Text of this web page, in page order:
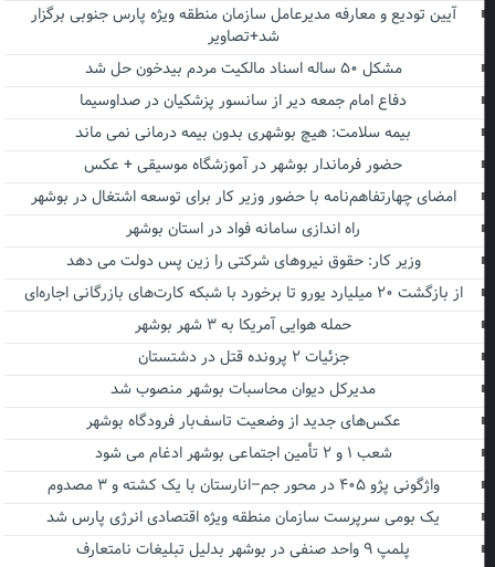
آیین تودیع و معارفه مدیرعامل سازمان منطقه ویژه پارس جنوبی برگزار
شد+تصاویر
مشکل ۵۰ ساله اسناد مالکیت مردم بیدخون حل شد
دفاع امام جمعه دیر از سانسور پزشکیان در صداوسیما
بیمه سلامت: هیچ بوشهری بدون بیمه درمانی نمی ماند
حضور فرماندار بوشهر در آموزشگاه موسیقی + عکس
امضای چهارتفاهم‌نامه با حضور وزیر کار برای توسعه اشتغال در بوشهر
راه اندازی سامانه فواد در استان بوشهر
وزیر کار: حقوق نیروهای شرکتی را زین پس دولت می دهد
از بازگشت ۲۰ میلیارد یورو تا برخورد با شبکه کارت‌های بازرگانی اجاره‌ای
حمله هوایی آمریکا به ۳ شهر بوشهر
جزئیات ۲ پرونده قتل در دشتستان
مدیرکل دیوان محاسبات بوشهر منصوب شد
عکس‌های جدید از وضعیت تاسف‌بار فرودگاه بوشهر
شعب ۱ و ۲ تأمین اجتماعی بوشهر ادغام می شود
واژگونی پژو ۴۰۵ در محور جم–انارستان با یک کشته و ۳ مصدوم
یک بومی سرپرست سازمان منطقه ویژه اقتصادی انرژی پارس شد
پلمپ ۹ واحد صنفی در بوشهر بدلیل تبلیغات نامتعارف